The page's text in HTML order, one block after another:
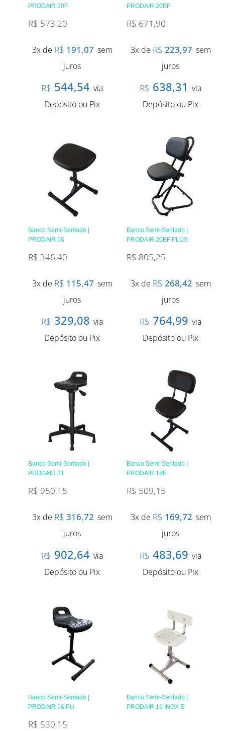
PRODAIR 20F
R$ 573,20
3x de R$ 191,07 sem
juros
R$ 544,54 via
Depósito ou Pix
PRODAIR 20EF
R$ 671,90
3x de R$ 223,97 sem
juros
R$ 638,31 via
Depósito ou Pix
Banco Semi-Sentado |
PRODAIR 16
R$ 346,40
3x de R$ 115,47 sem
juros
R$ 329,08 via
Depósito ou Pix
Banco Semi-Sentado |
PRODAIR 20EF PLUS
R$ 805,25
3x de R$ 268,42 sem
juros
R$ 764,99 via
Depósito ou Pix
Banco Semi-Sentado |
PRODAIR 21
R$ 950,15
3x de R$ 316,72 sem
juros
R$ 902,64 via
Depósito ou Pix
Banco Semi-Sentado |
PRODAIR 16E
R$ 509,15
3x de R$ 169,72 sem
juros
R$ 483,69 via
Depósito ou Pix
Banco Semi-Sentado |
PRODAIR 16 PU
R$ 530,15
Banco Semi-Sentado |
PRODAIR 16 INOX E